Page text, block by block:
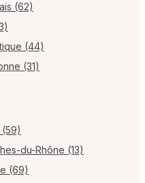
(62)
(44)
(31)
du-Rhône (13)
(69)